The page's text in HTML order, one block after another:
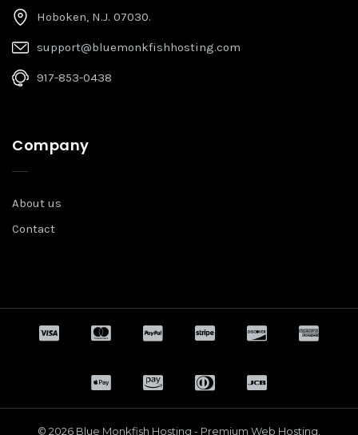
Hoboken, N.J. 07030.
support@bluemonkfishhosting.com
917-853-0438
Company
About us
Contact
© 2026 Blue Monkfish Hosting - Premium Web Hosting.